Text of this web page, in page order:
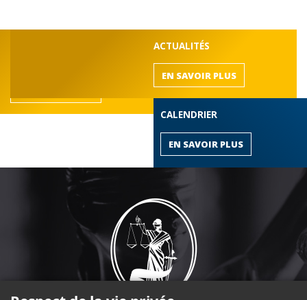
ACTUALITÉS
EN SAVOIR PLUS
CALENDRIER
EN SAVOIR PLUS